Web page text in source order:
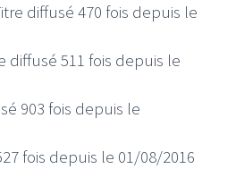
diffusé 470 fois depuis le
diffusé 511 fois depuis le
903 fois depuis le
fois depuis le 01/08/2016